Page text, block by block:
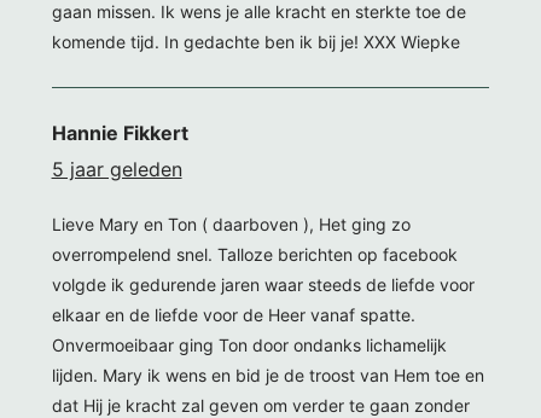
gaan missen. Ik wens je alle kracht en sterkte toe de
komende tijd. In gedachte ben ik bij je! XXX Wiepke
Hannie Fikkert
5 jaar geleden
Lieve Mary en Ton ( daarboven ), Het ging zo
overrompelend snel. Talloze berichten op facebook
volgde ik gedurende jaren waar steeds de liefde voor
elkaar en de liefde voor de Heer vanaf spatte.
Onvermoeibaar ging Ton door ondanks lichamelijk
lijden. Mary ik wens en bid je de troost van Hem toe en
dat Hij je kracht zal geven om verder te gaan zonder